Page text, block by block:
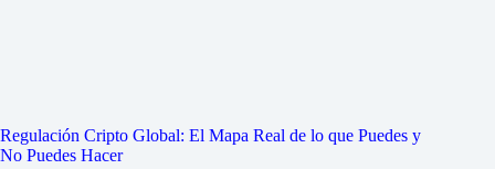
Regulación Cripto Global: El Mapa Real de lo que Puedes y
No Puedes Hacer